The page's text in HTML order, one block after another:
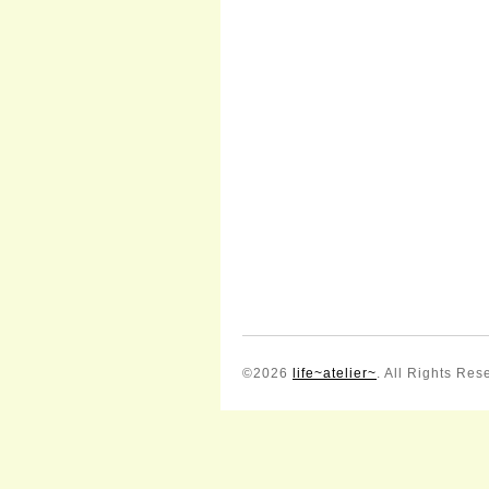
©2026 life~atelier~. All Rights